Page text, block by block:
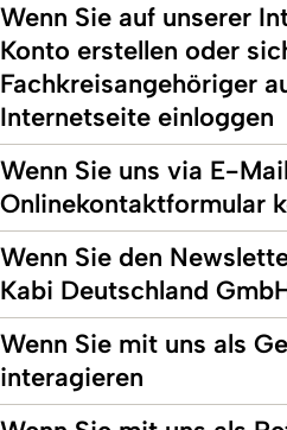
Wenn Sie auf unserer
Konto erstellen oder
Fachkreisangehöriger
Internetseite einloggen
Wenn Sie uns via E-
Onlinekontaktformular
Wenn Sie den
Kabi Deutschland
Wenn Sie mit uns als
interagieren